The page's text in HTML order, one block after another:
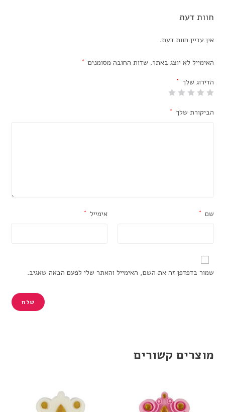
חוות דעת
אין עדיין חוות דעת.
האימייל לא יוצג באתר. שדות החובה מסומנים *
הדירוג שלך *
הביקורת שלך *
שם * אימייל *
שמור בדפדפן זה את השם, האימייל והאתר שלי לפעם הבאה שאגיב.
מוצרים קשורים